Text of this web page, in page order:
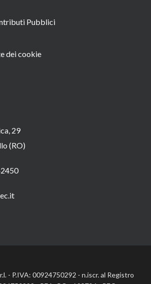
Pubblici
dei cookie
29
(RO)
- P.IVA: 00924750292 - n.iscr. al Registro